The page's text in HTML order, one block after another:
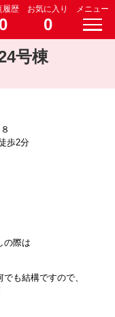
履歴
0
お気に入り
0
メニュー
号棟
歩2分
の際は
も結構ですので、